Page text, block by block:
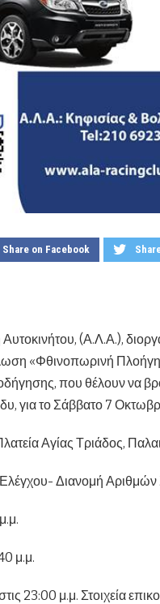
Share on Facebook
(Α.Λ.Α.),
«Φθινοπωρινή
που θέλουν να
για το Σάββατο 7
Αγίας Τριάδος,
Διανομή
μ.μ.
23:00 μ.μ. Στοιχεία